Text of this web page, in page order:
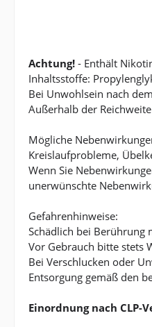
Achtung! - Enthält
Inhaltsstoffe:
Bei Unwohlsein nach
Außerhalb der
Mögliche
Kreislaufprobleme,
Wenn Sie
unerwünschte
Gefahrenhinweise:
Schädlich bei Berührung
Vor Gebrauch bitte stets
Bei Verschlucken oder
Entsorgung gemäß den
Einordnung nach CLP-